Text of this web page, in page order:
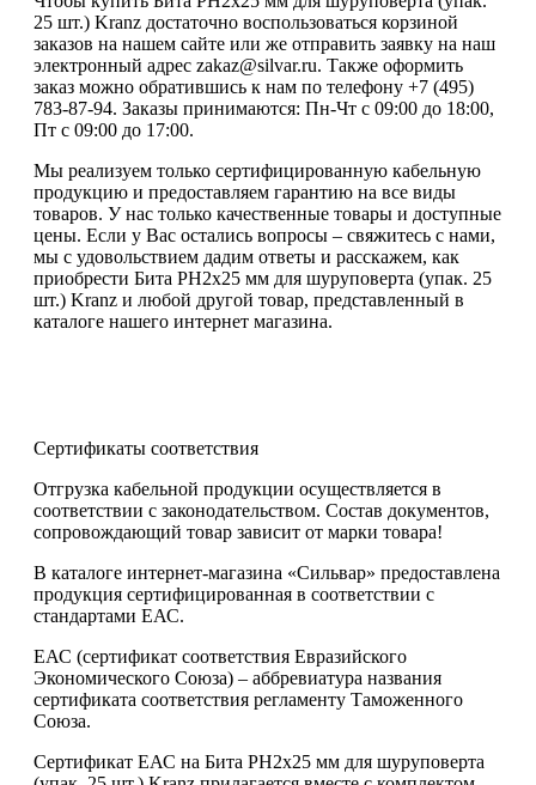
25 шт.) Kranz достаточно воспользоваться корзиной
заказов на нашем сайте или же отправить заявку на наш
электронный адрес zakaz@silvar.ru. Также оформить
заказ можно обратившись к нам по телефону +7 (495)
783-87-94. Заказы принимаются: Пн-Чт с 09:00 до 18:00,
Пт с 09:00 до 17:00.
Мы реализуем только сертифицированную кабельную
продукцию и предоставляем гарантию на все виды
товаров. У нас только качественные товары и доступные
цены. Если у Вас остались вопросы – свяжитесь с нами,
мы с удовольствием дадим ответы и расскажем, как
приобрести Бита PH2х25 мм для шуруповерта (упак. 25
шт.) Kranz и любой другой товар, представленный в
каталоге нашего интернет магазина.
Сертификаты соответствия
Отгрузка кабельной продукции осуществляется в
соответствии с законодательством. Состав документов,
сопровождающий товар зависит от марки товара!
В каталоге интернет-магазина «Сильвар» предоставлена
продукция сертифицированная в соответствии с
стандартами ЕАС.
ЕАС (сертификат соответствия Евразийского
Экономического Союза) – аббревиатура названия
сертификата соответствия регламенту Таможенного
Союза.
Сертификат ЕАС на Бита PH2х25 мм для шуруповерта